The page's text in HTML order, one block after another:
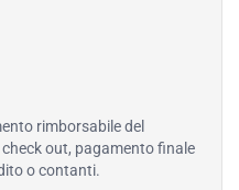
rimborsabile del
out, pagamento finale
o contanti.